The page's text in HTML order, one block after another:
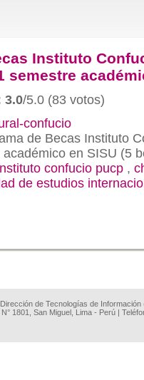
Instituto
semestre
3.0/5.0 (83 votos)
confucio
de Becas Instituto
en SISU (5
confucio pucp ,
de estudios
de Tecnologías de
1801, San Miguel, Lima - Perú |